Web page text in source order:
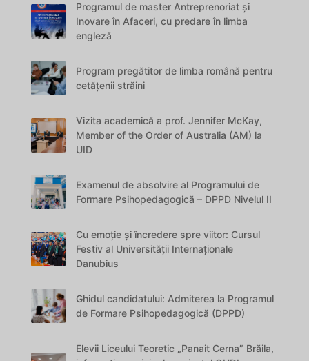
Programul de master Antreprenoriat și
Inovare în Afaceri, cu predare în limba
engleză
Program pregătitor de limba română pentru
cetățenii străini
Vizita academică a prof. Jennifer McKay,
Member of the Order of Australia (AM) la
UID
Examenul de absolvire al Programului de
Formare Psihopedagogică – DPPD Nivelul II
Cu emoție și încredere spre viitor: Cursul
Festiv al Universității Internaționale
Danubius
Ghidul candidatului: Admiterea la Programul
de Formare Psihopedagogică (DPPD)
Elevii Liceului Teoretic „Panait Cerna” Brăila,